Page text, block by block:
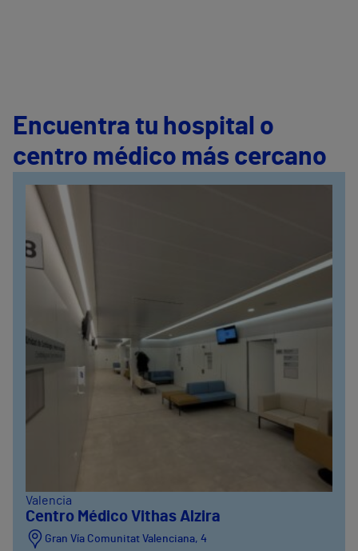
Encuentra tu hospital o
centro médico más cercano
Valencia
Centro Médico Vithas Alzira
Gran Vía Comunitat Valenciana, 4